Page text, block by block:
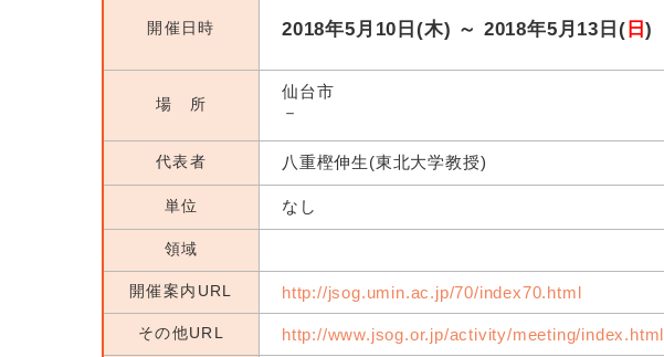
開催日時 2018年5月10日(木) ～ 2018年5月13日( 日)
場 所
仙台市
－
代表者 八重樫伸生(東北大学教授)
単位 なし
領域
開催案内URL http://jsog.umin.ac.jp/70/index70.html
その他URL http://www.jsog.or.jp/activity/meeting/index.html